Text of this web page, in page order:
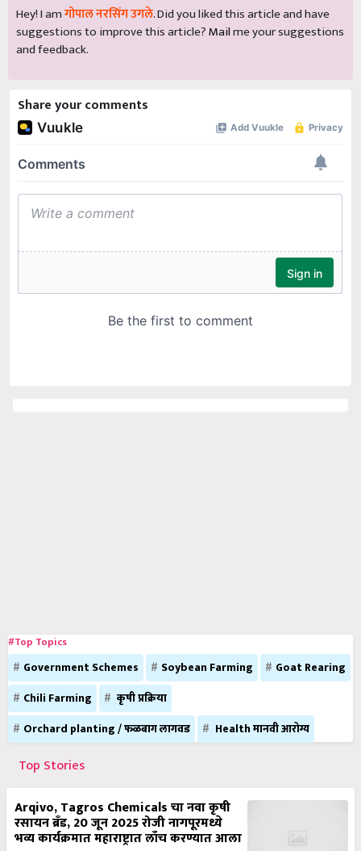
Hey! I amगोपाल नरसिंग उगले. Did you liked this article and have
suggestions to improve this article?Mailme your suggestions
and feedback.
Share your comments
#Top Topics
Government Schemes Soybean Farming
Goat Rearing
Chili Farming
कृषी प्रक्रिया
Orchard planting / फळबाग लागवड
Health मानवी आरोग्य
Top Stories
Arqivo, Tagros Chemicals चा नवा कृषी
रसायन ब्रँड, 20 जून 2025 रोजी नागपूरमध्ये
भव्य कार्यक्रमात महाराष्ट्रात लाँच करण्यात आला